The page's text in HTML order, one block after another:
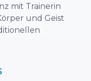
mit Trainerin
und Geist